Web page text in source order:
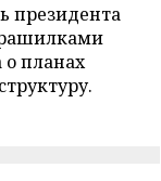
президента
о планах